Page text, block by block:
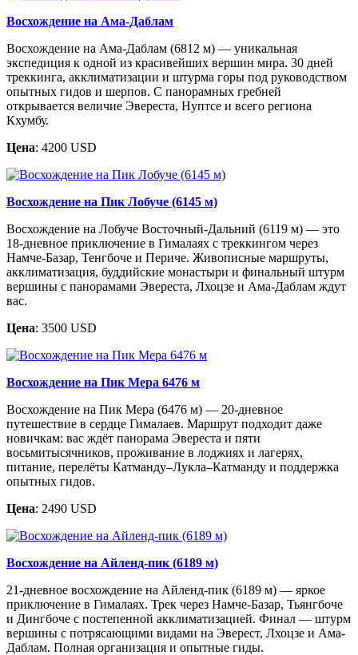
Восхождение на Ама-Даблам
Восхождение на Ама-Даблам (6812 м) — уникальная
экспедиция к одной из красивейших вершин мира. 30 дней
треккинга, акклиматизации и штурма горы под руководством
опытных гидов и шерпов. С панорамных гребней
открывается величие Эвереста, Нуптсе и всего региона
Кхумбу.
Цена: 4200 USD
Восхождение на Пик Лобуче (6145 м)
Восхождение на Лобуче Восточный-Дальний (6119 м) — это
18-дневное приключение в Гималаях с треккингом через
Намче-Базар, Тенгбоче и Периче. Живописные маршруты,
акклиматизация, буддийские монастыри и финальный штурм
вершины с панорамами Эвереста, Лхоцзе и Ама-Даблам ждут
вас.
Цена: 3500 USD
Восхождение на Пик Мера 6476 м
Восхождение на Пик Мера (6476 м) — 20-дневное
путешествие в сердце Гималаев. Маршрут подходит даже
новичкам: вас ждёт панорама Эвереста и пяти
восьмитысячников, проживание в лоджиях и лагерях,
питание, перелёты Катманду–Лукла–Катманду и поддержка
опытных гидов.
Цена: 2490 USD
Восхождение на Айленд-пик (6189 м)
21-дневное восхождение на Айленд-пик (6189 м) — яркое
приключение в Гималаях. Трек через Намче-Базар, Тьянгбоче
и Дингбоче с постепенной акклиматизацией. Финал — штурм
вершины с потрясающими видами на Эверест, Лхоцзе и Ама-
Даблам. Полная организация и опытные гиды.